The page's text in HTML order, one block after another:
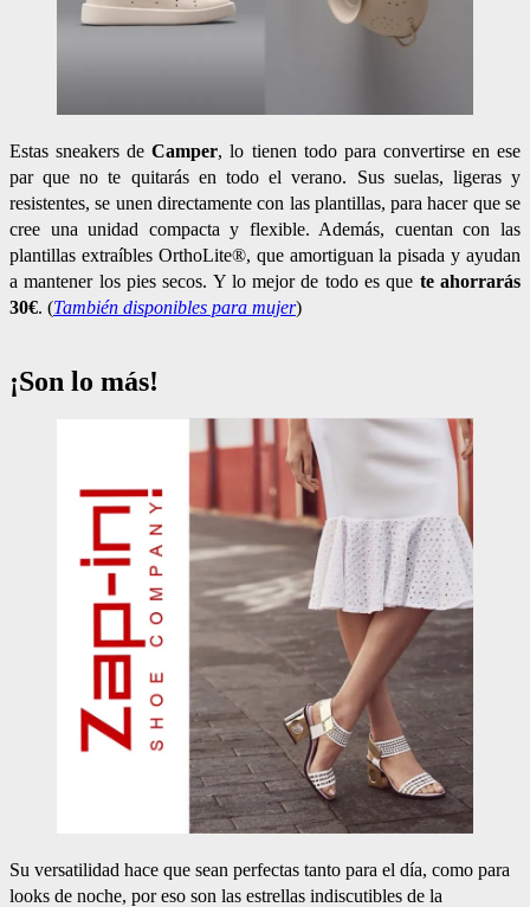
Estas sneakers deCamper, lo tienen todo para convertirse en ese
par que no te quitarás en todo el verano. Sus suelas, ligeras y
resistentes, se unen directamente con las plantillas, para hacer que se
cree una unidad compacta y flexible. Además, cuentan con las
plantillas extraíbles OrthoLite®, que amortiguan la pisada y ayudan
a mantener los pies secos. Y lo mejor de todo es que te ahorrarás
30€. (También disponibles para mujer)
¡Son lo más!
Su versatilidad hace que sean perfectas tanto para el día, como para
looks de noche, por eso son las estrellas indiscutibles de la